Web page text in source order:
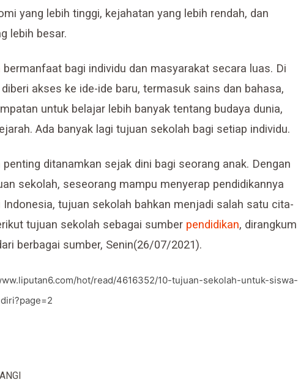
yang lebih tinggi, kejahatan yang lebih rendah, dan
lebih besar.
bermanfaat bagi individu dan masyarakat secara luas. Di
akses ke ide-ide baru, termasuk sains dan bahasa,
untuk belajar lebih banyak tentang budaya dunia,
Ada banyak lagi tujuan sekolah bagi setiap individu.
ditanamkan sejak dini bagi seorang anak. Dengan
sekolah, seseorang mampu menyerap pendidikannya
Indonesia, tujuan sekolah bahkan menjadi salah satu cita-
tujuan sekolah sebagai sumber pendidikan, dirangkum
berbagai sumber, Senin(26/07/2021).
hot/read/4616352/10-tujuan-sekolah-untuk-siswa-